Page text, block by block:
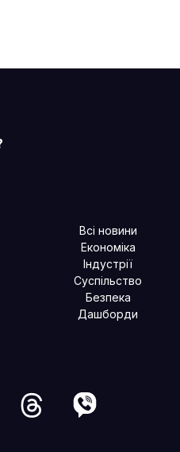
Всі новини
Економіка
Індустрії
Суспільство
Безпека
Дашборди
соцмережах